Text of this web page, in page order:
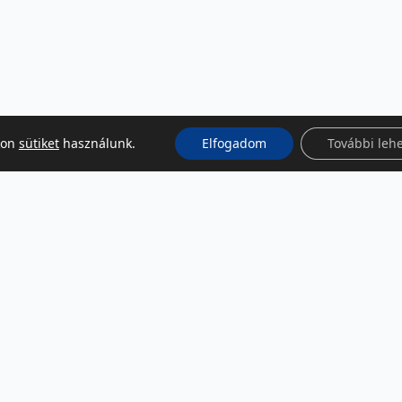
sütikethasználunk. Elfogadom További